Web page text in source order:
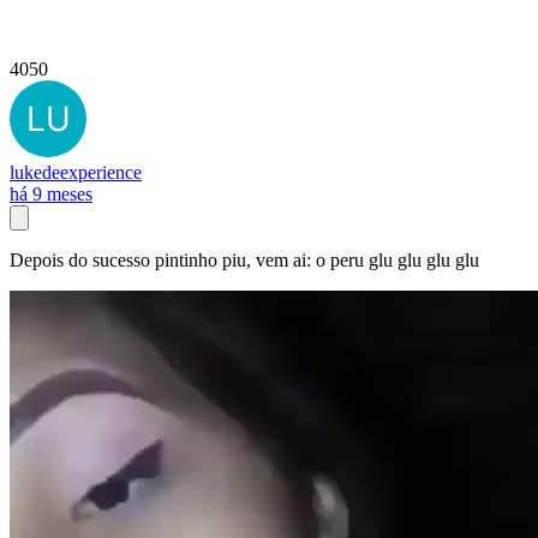
4050
lukedeexperience
há 9 meses
Depois do sucesso pintinho piu, vem ai: o peru glu glu glu glu